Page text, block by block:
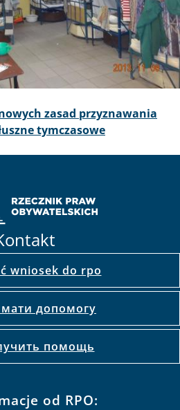
zasad przyznawania
tymczasowe
wniosek do rpo
допомогу
помощь
od RPO: